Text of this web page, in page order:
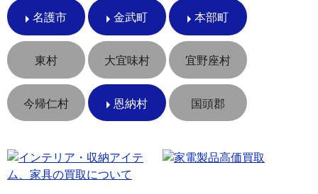
名護市 金武町 本部町
東村 大宜味村 宜野座村
今帰仁村 恩納村 国頭郡